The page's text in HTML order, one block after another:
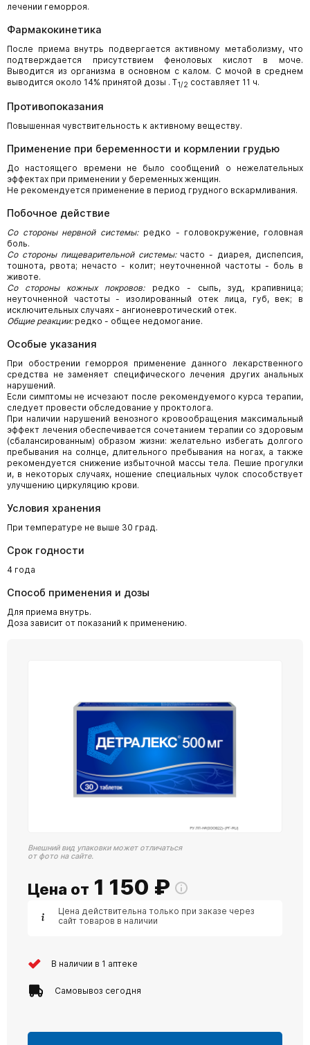
лечении геморроя.
Фармакокинетика
После приема внутрь подвергается активному метаболизму, что
подтверждается присутствием феноловых кислот в моче.
Выводится из организма в основном с калом. С мочой в среднем
выводится около 14% принятой дозы . T1/2 составляет 11 ч.
Противопоказания
Повышенная чувствительность к активному веществу.
Применение при беременности и кормлении грудью
До настоящего времени не было сообщений о нежелательных
эффектах при применении у беременных женщин.
Не рекомендуется применение в период грудного вскармливания.
Побочное действие
Со стороны нервной системы:редко - головокружение, головная
боль.
Со стороны пищеварительной системы:часто - диарея, диспепсия,
тошнота, рвота; нечасто - колит; неуточненной частоты - боль в
животе.
Со стороны кожных покровов: редко - сыпь, зуд, крапивница;
неуточненной частоты - изолированный отек лица, губ, век; в
исключительных случаях - ангионевротический отек.
Общие реакции:редко - общее недомогание.
Особые указания
При обострении геморроя применение данного лекарственного
средства не заменяет специфического лечения других анальных
нарушений.
Если симптомы не исчезают после рекомендуемого курса терапии,
следует провести обследование у проктолога.
При наличии нарушений венозного кровообращения максимальный
эффект лечения обеспечивается сочетанием терапии со здоровым
(сбалансированным) образом жизни: желательно избегать долгого
пребывания на солнце, длительного пребывания на ногах, а также
рекомендуется снижение избыточной массы тела. Пешие прогулки
и, в некоторых случаях, ношение специальных чулок способствует
улучшению циркуляцию крови.
Условия хранения
При температуре не выше 30 град.
Срок годности
4 года
Способ применения и дозы
Для приема внутрь.
Доза зависит от показаний к применению.
Внешний вид упаковки может отличаться
от фото на сайте.
Цена от 1 150 ₽
Цена действительна только при заказе через
сайт товаров в наличии
В наличии в 1 аптеке
Самовывоз сегодня